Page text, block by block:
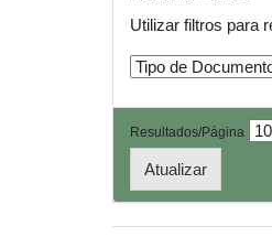
Utilizar filtros para
Resultados/Página